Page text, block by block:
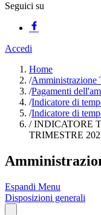
Seguici su
Accedi
Home
/Amministrazione
/Pagamenti
/Indicatore di
/Indicatore di
/INDICATORE
TRIMESTRE
Espandi Menu
Disposizioni generali